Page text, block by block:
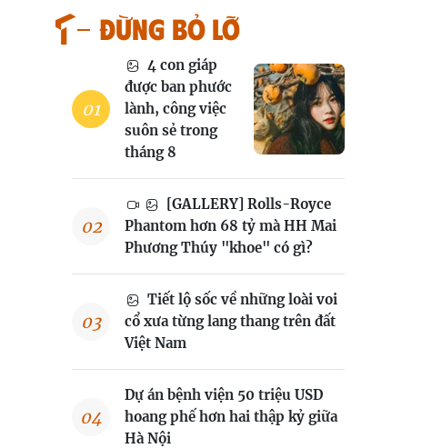
Đừng bỏ lỡ
4 con giáp
được ban phước
lành, công việc
suôn sẻ trong
tháng 8
[GALLERY] Rolls-Royce
Phantom hơn 68 tỷ mà HH Mai
Phương Thúy "khoe" có gì?
Tiết lộ sốc về những loài voi
cổ xưa từng lang thang trên đất
Việt Nam
Dự án bệnh viện 50 triệu USD
hoang phế hơn hai thập kỷ giữa
Hà Nội